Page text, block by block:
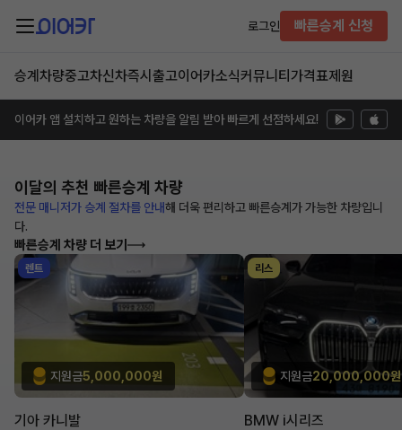
로그인 빠른승계 신청
승계차량중고차신차즉시출고이어카소식커뮤니티 가격표제원
이어카 앱 설치하고 원하는 차량을 알림 받아 빠르게 선점하세요!
이달의 추천 빠른승계 차량
전문 매니저가 승계 절차를 안내해 더욱 편리하고 빠른승계가 가능한 차량입니
다.
빠른승계 차량 더 보기
렌트
지원금5,000,000원
기아 카니발
리스
지원금20,000,000원
BMW i시리즈